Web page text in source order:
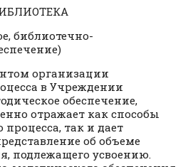
библиотечно-
организации
в Учреждении
обеспечение,
отражает как способы
так и дает
об объеме
подлежащего усвоению.